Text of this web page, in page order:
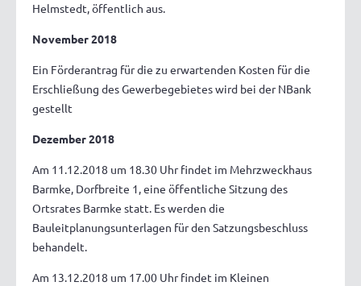
Helmstedt, öffentlich aus.
November 2018
Ein Förderantrag für die zu erwartenden Kosten für die
Erschließung des Gewerbegebietes wird bei der NBank
gestellt
Dezember 2018
Am 11.12.2018 um 18.30 Uhr findet im Mehrzweckhaus
Barmke, Dorfbreite 1, eine öffentliche Sitzung des
Ortsrates Barmke statt. Es werden die
Bauleitplanungsunterlagen für den Satzungsbeschluss
behandelt.
Am 13.12.2018 um 17.00 Uhr findet im Kleinen